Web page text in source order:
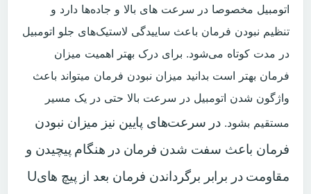
اتومبیل مخصوصا در سرعت های بالا و جاده‌ها دارد و
تنظیم نبودن فرمان باعث ساییدگی لاستیک‌های جلو اتومبیل
در مدت کوتاه می‌شود. برای درک بهتر اهمیت میزان
فرمان بهتر است بدانید میزان نبودن فرمان میتواند باعث
واژگون شدن اتومبیل در سرعت بالا حتی در یک مسیر
مستقیم بشود.
‬مقاومت‭ ‬در‭ ‬برابر‭ ‬برگرداندن‭ ‬فرمان‭ ‬بعد‭ ‬از‭ ‬پیچ‭ ‬های‭ ‬U‭